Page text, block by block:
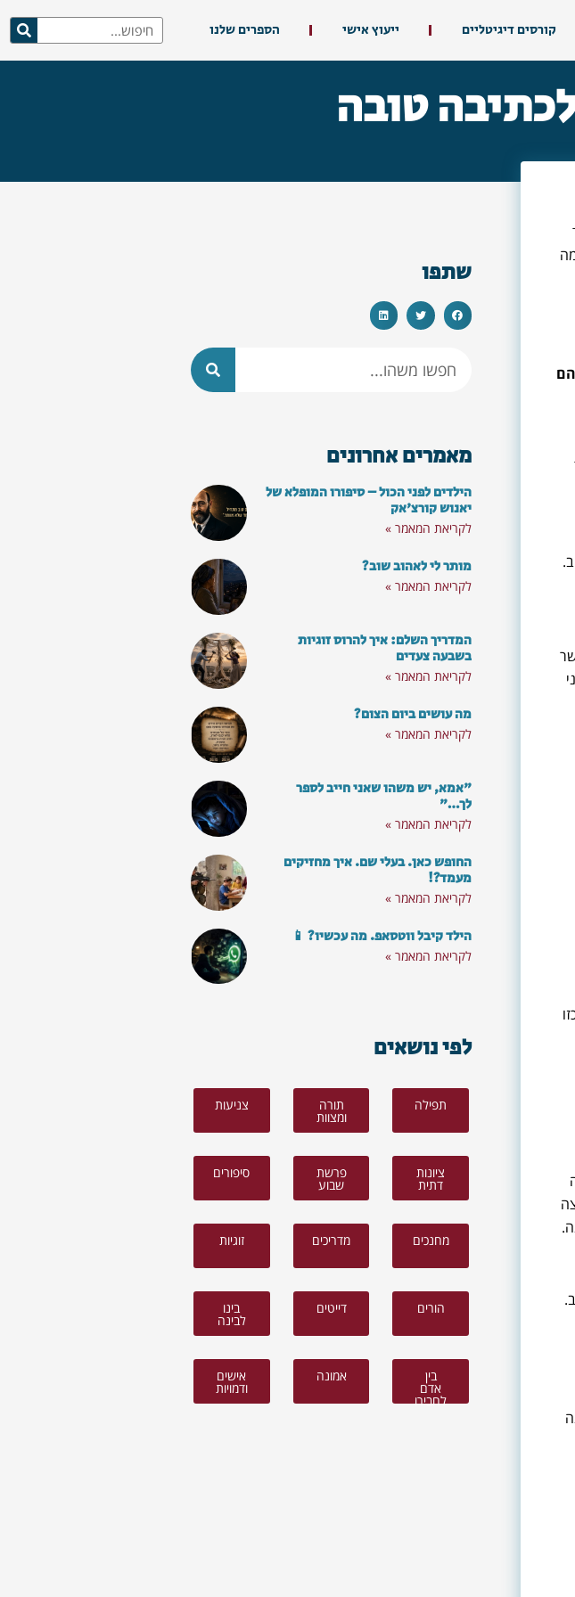
קורסים דיגיטליים ייעוץ אישי הספרים שלנו
טובה
שתפו
מאמרים אחרונים
הילדים לפני הכול – סיפורו המופלא של
יאנוש קורצ'אק
לקריאת המאמר »
מותר לי לאהוב שוב?
לקריאת המאמר »
המדריך השלם: איך להרוס זוגיות
בשבעה צעדים
לקריאת המאמר »
מה עושים ביום הצום?
לקריאת המאמר »
"אמא, יש משהו שאני חייב לספר
לך…"
לקריאת המאמר »
החופש כאן. בעלי שם. איך מחזיקים
מעמד?!
לקריאת המאמר »
הילד קיבל ווטסאפ. מה עכשיו? 📱
לקריאת המאמר »
לפי נושאים
תפילה תורה
ומצוות
צניעות
ציונות
דתית
פרשת
שבוע
סיפורים
מחנכים מדריכים זוגיות
הורים דייטים בינו
לבינה
בין
אדם
לחבירו
אמונה אישים
ודמויות